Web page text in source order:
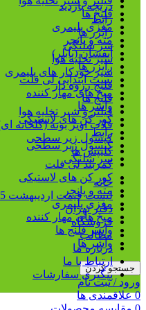
دریچه بازدید
رابط
رایزر ها
سر شلنگی
شیر تخلیه هوا
شیر خودکار های پلیمری
فلنج رزوه دار
فلنج ها
فیلتر و شیر تخلیه هوا
قلاب آویز بوته (گلخانه
کپسول زیر سطحی
کلیپس ها
کمربند لی فلت
کور کن های لاستیکی
مته و پانچر
مغزی پلیمری
میخ های مهار کننده
واشر فلنج ها
واشر ها
جستجو کردن
ورود / ثبت نام
0 علاقمندی ها
فلنج ها
مغزی پلیمری
مته و پانچر
آبفشان (بابلر)
رایزر ها
بست ابتدایی لی فلت
میخ های مهار کننده
واشر ها
کور کن های لاستیکی
رابط
کپسول زیر سطحی
سر شلنگی
خانه
لیست قیمت اردیبهشت ۱۴۰5
دفتر تهران
فروشگاه
مطالب
درباره ما
ارتباط با ما
پیگیری سفارشات